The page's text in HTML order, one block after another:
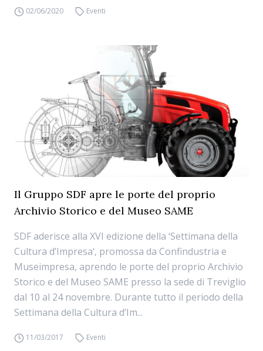
02/06/2020 Eventi
Il Gruppo SDF apre le porte del proprio
Archivio Storico e del Museo SAME
SDF aderisce alla XVI edizione della ‘Settimana della
Cultura d’Impresa‘, promossa da Confindustria e
Museimpresa, aprendo le porte del proprio Archivio
Storico e del Museo SAME presso la sede di Treviglio
dal 10 al 24 novembre. Durante tutto il periodo della
Settimana della Cultura d’Im...
11/03/2017 Eventi